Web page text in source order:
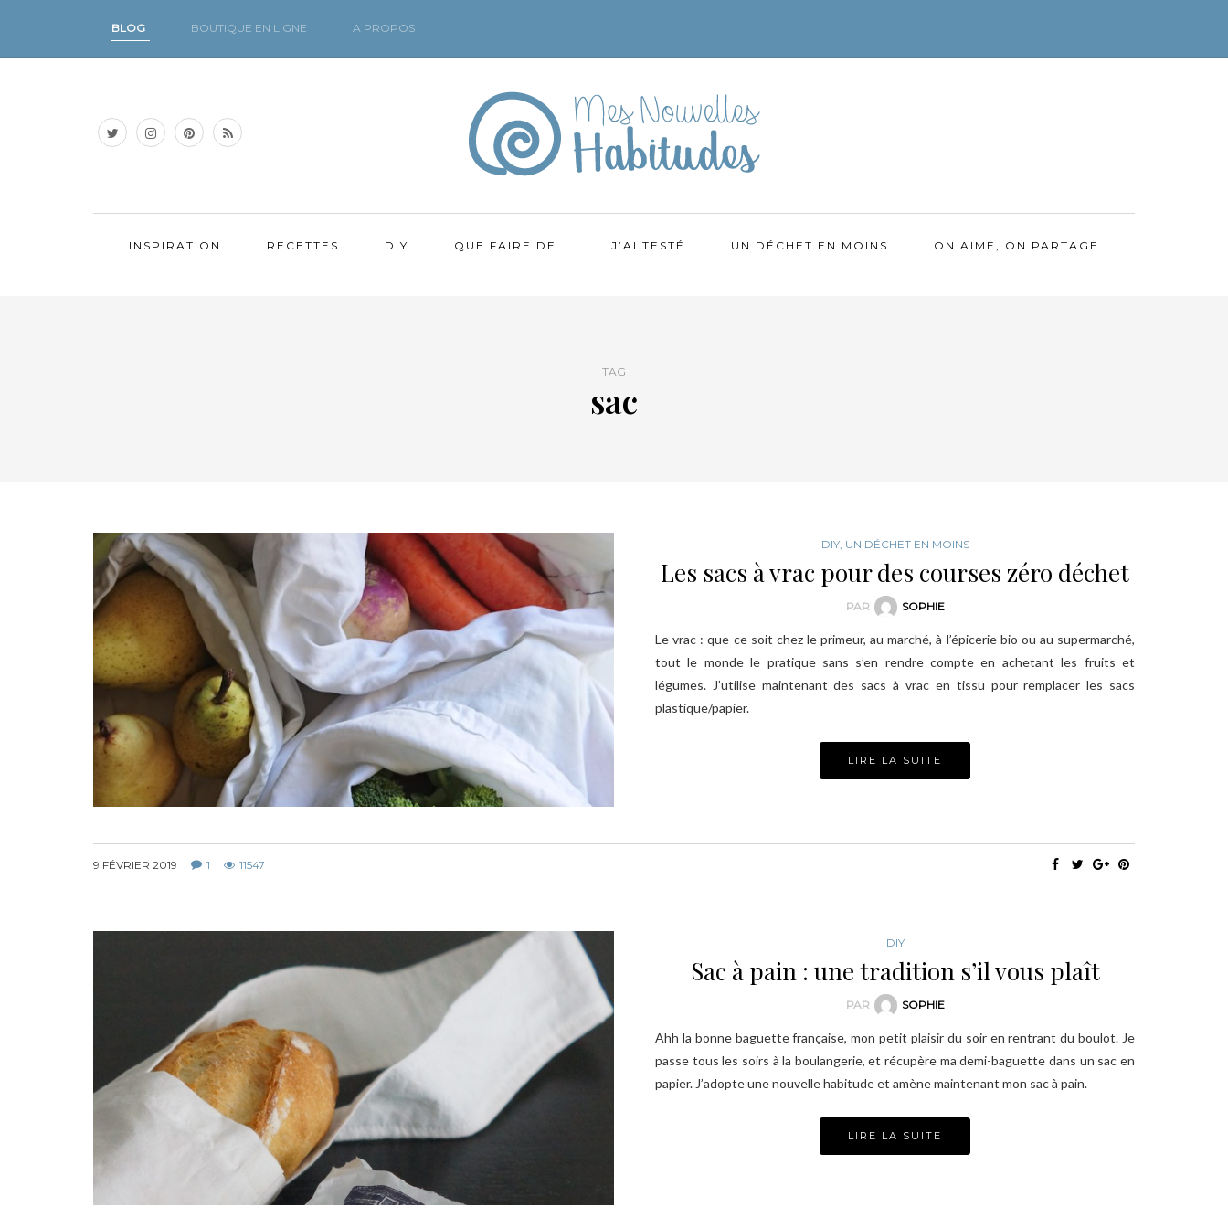
BLOG BOUTIQUE EN LIGNE A PROPOS
INSPIRATION RECETTES DIY QUE FAIRE DE… J’AI TESTÉ UN DÉCHET EN MOINS ON AIME, ON PARTAGE
TAG
sac
DIY, UN DÉCHET EN MOINS
Les sacs à vrac pour des courses zéro déchet
PAR SOPHIE
Le vrac : que ce soit chez le primeur, au marché, à l’épicerie bio ou au supermarché,
tout le monde le pratique sans s’en rendre compte en achetant les fruits et
légumes. J’utilise maintenant des sacs à vrac en tissu pour remplacer les sacs
plastique/papier.
LIRE LA SUITE
9 FÉVRIER 2019 1 11547
DIY
Sac à pain : une tradition s’il vous plaît
PAR SOPHIE
Ahh la bonne baguette française, mon petit plaisir du soir en rentrant du boulot. Je
passe tous les soirs à la boulangerie, et récupère ma demi-baguette dans un sac en
papier. J’adopte une nouvelle habitude et amène maintenant mon sac à pain.
LIRE LA SUITE